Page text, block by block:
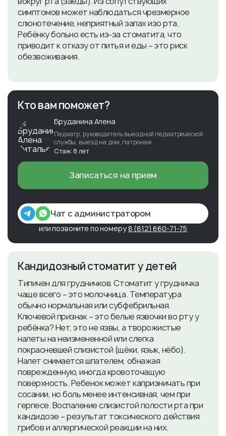
симптомов может наблюдаться чрезмерное
слюнотечение, неприятный запах изо рта.
Ребёнку больно есть из-за стоматита, что
приводит к отказу от питья и еды – это риск
обезвоживания.
Кто вам поможет?
Бруданина Алена
Педиатр, руководитель выездной педиатрической
службы, выезд на дом, патронаж
Стаж: 8 лет
Записаться на прием
Чат с администратором
или позвоните по номеру 8 (812) 660-71-75
Кандидозный стоматит у детей
Типичен для грудничков. Стоматит у грудничка
чаще всего – это молочница. Температура
обычно нормальная или субфебрильная.
Ключевой признак – это белые язвочки во рту у
ребёнка? Нет, это не язвы, а творожистые
налеты на неизмененной или слегка
покрасневшей слизистой (щёки, язык, нёбо).
Налет снимается шпателем, обнажая
поврежденную, иногда кровоточащую
поверхность. Ребенок может капризничать при
сосании, но боль менее интенсивная, чем при
герпесе. Воспаление слизистой полости рта при
кандидозе – результат токсического действия
грибов и аллергической реакции на них.